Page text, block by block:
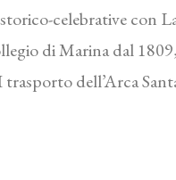
storico-celebrative
di Marina dal
dell’Arca